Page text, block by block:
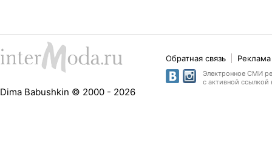
Dima Babushkin © 2000 - 2026
Обратная связь
Электронное СМИ
с активной ссылкой